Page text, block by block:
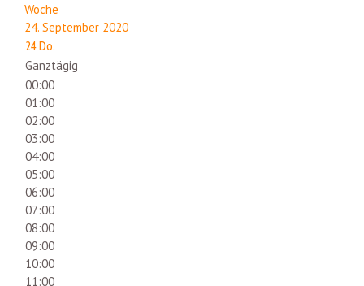
Woche
24. September 2020
24Do.
Ganztägig
00:00
01:00
02:00
03:00
04:00
05:00
06:00
07:00
08:00
09:00
10:00
11:00